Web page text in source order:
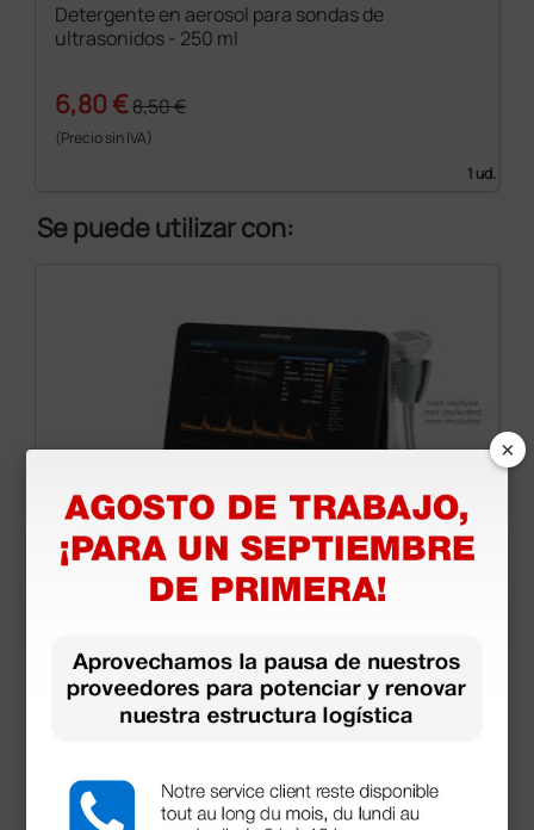
Detergente en aerosol para sondas de
ultrasonidos - 250 ml
6,80 €8,50 €
(Precio sin IVA)
1 ud.
Se puede utilizar con:
Ecógrafo portátil Mindray DP-50 Expert sin
sondas
×